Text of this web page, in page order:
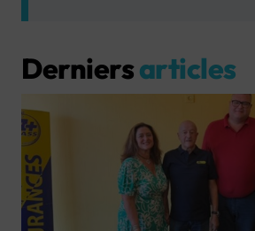
Derniersarticles